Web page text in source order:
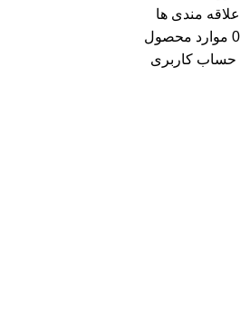
علاقه مندی ها
0 موارد محصول
حساب کاربری